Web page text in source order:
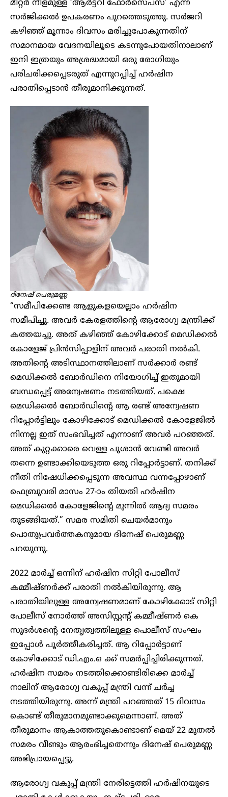
മീറ്റർ നീളമുള്ള ‘ആർട്ടറി ഫോർസെപ്സ്’ എന്ന
സർജിക്കൽ ഉപകരണം പുറത്തെടുത്തു. സർജറി
കഴി‍ഞ്ഞ് മൂന്നാം ദിവസം മരിച്ചുപോകുന്നതിന്
സമാനമായ വേദനയിലൂടെ കടന്നുപോയതിനാലാണ്
ഇനി ഇത്രയും അശ്രദ്ധമായി ഒരു രോ​ഗിയും
പരിചരിക്കപ്പെടരുത് എന്നുറപ്പിച്ച് ഹർഷിന
പരാതിപ്പെടാൻ തീരുമാനിക്കുന്നത്.
ദിനേഷ് പെരുമണ്ണ
“സമീപിക്കേണ്ട ആളുകളയെല്ലാം ഹർഷിന
സമീപിച്ചു. അവർ കേരളത്തിന്റെ ആരോഗ്യ മന്ത്രിക്ക്
കത്തയച്ചു. അത് കഴിഞ്ഞ് കോഴിക്കോട് മെഡിക്കൽ
കോളേജ് പ്രിൻസിപ്പാളിന് അവർ പരാതി നൽകി.
അതിന്റെ അടിസ്ഥാനത്തിലാണ് സർക്കാർ രണ്ട്
മെഡിക്കൽ ബോർഡിനെ നിയോഗിച്ച് ഇതുമായി
ബന്ധപ്പെട്ട് അന്വേഷണം നടത്തിയത്. പക്ഷെ
മെഡിക്കൽ ബോർ‌‍ഡിന്റെ ആ രണ്ട് അന്വേഷണ
റിപ്പോർട്ടിലും കോഴിക്കോട് മെഡിക്കൽ കോളേജിൽ
നിന്നല്ല ഇത് സംഭവിച്ചത് എന്നാണ് അവർ പറഞ്ഞത്.
അത് കുറ്റക്കാരെ വെള്ള പൂശാൻ വേണ്ടി അവർ
തന്നെ ഉണ്ടാക്കിയെടുത്ത ഒരു റിപ്പോർട്ടാണ്. തനിക്ക്
നീതി നിഷേധിക്കപ്പെടുന്ന അവസ്ഥ വന്നപ്പോഴാണ്
ഫെബ്രുവരി മാസം 27-ാം തിയതി ഹർഷിന
മെഡിക്കൽ കോളേജിന്റെ മുന്നിൽ ആദ്യ സമരം
തുടങ്ങിയത്.” സമര സമിതി ചെയർമാനും
പൊതുപ്രവർത്തകനുമായ ദിനേഷ് പെരുമണ്ണ
പറയുന്നു.
2022 മാർച്ച് ഒന്നിന് ഹർഷിന സിറ്റി പോലീസ്
കമ്മീഷ്ണർക്ക് പരാതി നൽകിയിരുന്നു. ആ
പരാതിയിലുള്ള അന്വേഷണമാണ് കോഴിക്കോട് സിറ്റി
പോലീസ് നോർത്ത് അസിസ്റ്റന്റ് കമ്മീഷ്ണർ കെ
സുദർശന്റെ നേതൃത്വത്തിലുള്ള പൊലീസ് സംഘം
ഇപ്പോൾ പൂർത്തീകരിച്ചത്. ആ റിപ്പോർട്ടാണ്
കോഴിക്കോട് ഡി.എം.ഒ ക്ക് സമർപ്പിച്ചിരിക്കുന്നത്.
ഹർഷിന സമരം നടത്തിക്കൊണ്ടിരിക്കെ മാർച്ച്
നാലിന് ആരോഗ്യ വകുപ്പ് മന്ത്രി വന്ന് ചർച്ച
നടത്തിയിരുന്നു. അന്ന് മന്ത്രി പറഞ്ഞത് 15 ദിവസം
കൊണ്ട് തീരുമാനമുണ്ടാക്കുമെന്നാണ്. അത്
തീരുമാനം ആകാത്തതുകൊണ്ടാണ് മെയ് 22 മുതൽ
സമരം വീണ്ടും ആരംഭിച്ചതെന്നും ദിനേഷ് പെരുമണ്ണ
അഭിപ്രായപ്പെട്ടു.
ആരോഗ്യ വകുപ്പ് മന്ത്രി നേരിട്ടെത്തി ഹര്‍ഷിനയുടെ